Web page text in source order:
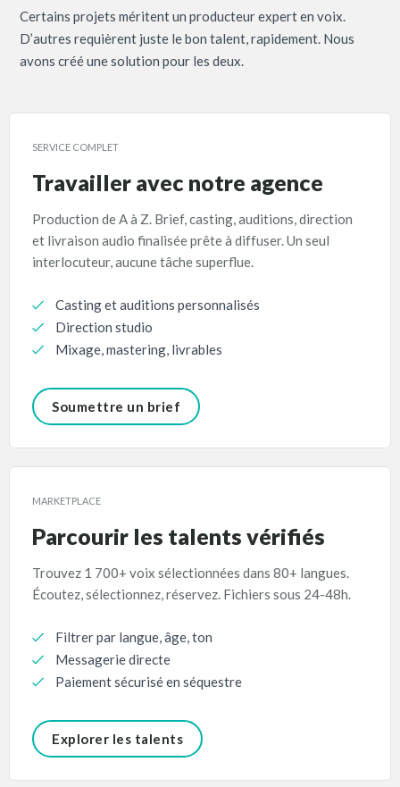
Certains projets méritent un producteur expert en voix.
D’autres requièrent juste le bon talent, rapidement. Nous
avons créé une solution pour les deux.
SERVICE COMPLET
Travailler avec notre agence
Production de A à Z. Brief, casting, auditions, direction
et livraison audio finalisée prête à diffuser. Un seul
interlocuteur, aucune tâche superflue.
Casting et auditions personnalisés
Direction studio
Mixage, mastering, livrables
Soumettre un brief
MARKETPLACE
Parcourir les talents vérifiés
Trouvez 1 700+ voix sélectionnées dans 80+ langues.
Écoutez, sélectionnez, réservez. Fichiers sous 24-48h.
Filtrer par langue, âge, ton
Messagerie directe
Paiement sécurisé en séquestre
Explorer les talents